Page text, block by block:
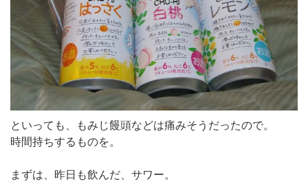
といっても、もみじ饅頭などは痛みそうだったので。
時間持ちするものを。
まずは、昨日も飲んだ、サワー。